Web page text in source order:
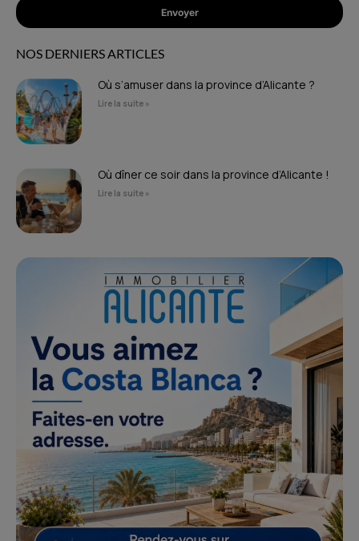
Envoyer
NOS DERNIERS ARTICLES
Où s’amuser dans la province d’Alicante ?
Lire la suite »
Où dîner ce soir dans la province d’Alicante !
Lire la suite »